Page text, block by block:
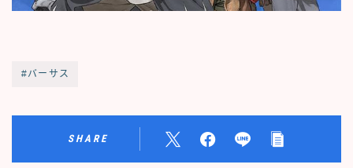
#バーサス
SHARE